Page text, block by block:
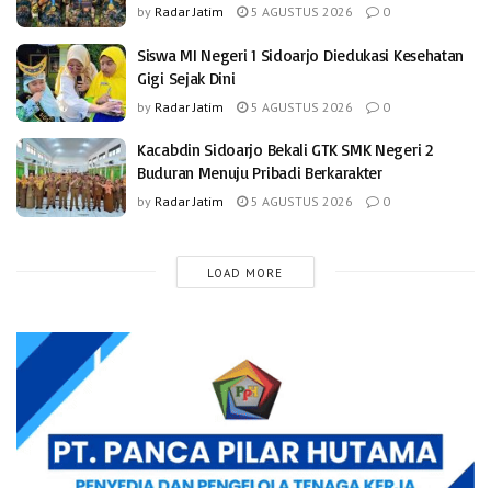
by Radar Jatim 5 AGUSTUS 2026 0
Siswa MI Negeri 1 Sidoarjo Diedukasi Kesehatan
Gigi Sejak Dini
by Radar Jatim 5 AGUSTUS 2026 0
Kacabdin Sidoarjo Bekali GTK SMK Negeri 2
Buduran Menuju Pribadi Berkarakter
by Radar Jatim 5 AGUSTUS 2026 0
LOAD MORE